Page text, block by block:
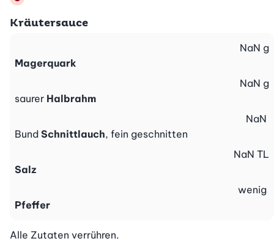
Kräutersauce
Magerquark
NaN g
saurer Halbrahm
NaN g
Bund Schnittlauch, fein geschnitten
NaN
Salz
NaN TL
Pfeffer
wenig
Alle Zutaten verrühren.